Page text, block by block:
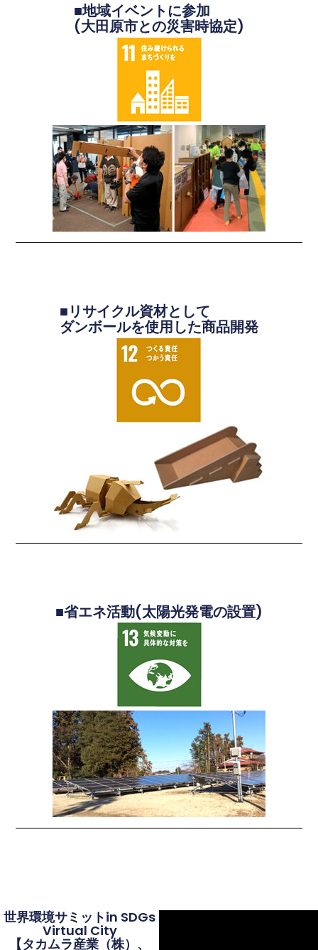
■地域イベントに参加
(大田原市との災害時協定)
■リサイクル資材として
ダンボールを使用した商品開発
■省エネ活動(太陽光発電の設置)
世界環境サミットin SDGs
Virtual City
【タカムラ産業（株）、